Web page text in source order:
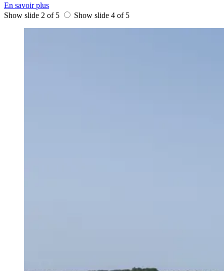
En savoir plus
Show slide 2 of 5
Show slide 4 of 5